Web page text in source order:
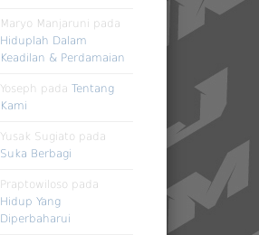
Maryo Manjaruni pada
Hiduplah Dalam
Keadilan & Perdamaian
Yoseph pada Tentang
Kami
Yusak Sugiato pada
Suka Berbagi
Praptowiloso pada
Hidup Yang
Diperbaharui